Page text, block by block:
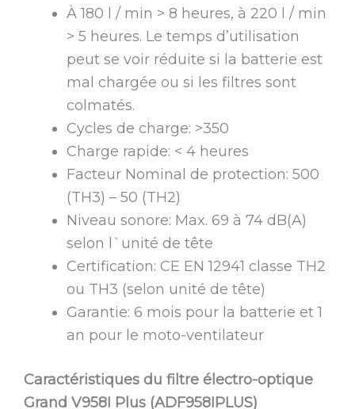
À 180 l / min > 8 heures, à 220 l / min
> 5 heures. Le temps d’utilisation
peut se voir réduite si la batterie est
mal chargée ou si les filtres sont
colmatés.
Cycles de charge: >350
Charge rapide: < 4 heures
Facteur Nominal de protection: 500
(TH3) – 50 (TH2)
Niveau sonore: Max. 69 à 74 dB(A)
selon l`unité de tête
Certification: CE EN 12941 classe TH2
ou TH3 (selon unité de tête)
Garantie: 6 mois pour la batterie et 1
an pour le moto-ventilateur
Caractéristiques du filtre électro-optique
Grand V958I Plus (ADF958IPLUS)